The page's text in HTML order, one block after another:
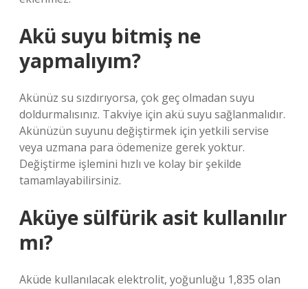
Akü suyu bitmiş ne
yapmalıyım?
Akünüz su sızdırıyorsa, çok geç olmadan suyu
doldurmalısınız. Takviye için akü suyu sağlanmalıdır.
Akünüzün suyunu değiştirmek için yetkili servise
veya uzmana para ödemenize gerek yoktur.
Değiştirme işlemini hızlı ve kolay bir şekilde
tamamlayabilirsiniz.
Aküye sülfürik asit kullanılır
mı?
Aküde kullanılacak elektrolit, yoğunluğu 1,835 olan